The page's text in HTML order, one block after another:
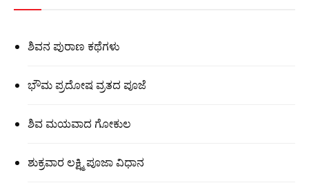
ಶಿವನ ಪುರಾಣ ಕಥೆಗಳು
ಭೌಮ ಪ್ರದೋಷ ವ್ರತದ ಪೂಜೆ
ಶಿವ ಮಯವಾದ ಗೋಕುಲ
ಶುಕ್ರವಾರ ಲಕ್ಷ್ಮಿ ಪೂಜಾ ವಿಧಾನ